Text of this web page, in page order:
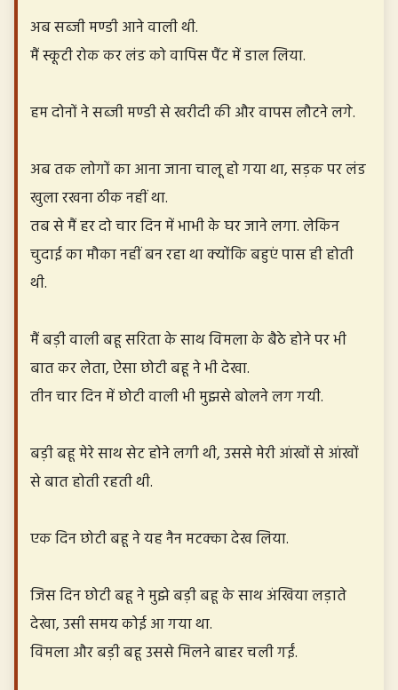
अब सब्जी मण्डी आने वाली थी.
मैं स्कूटी रोक कर लंड को वापिस पैंट में डाल लिया.
हम दोनों ने सब्जी मण्डी से खरीदी की और वापस लौटने लगे.
अब तक लोगों का आना जाना चालू हो गया था, सड़क पर लंड
खुला रखना ठीक नहीं था.
तब से मैं हर दो चार दिन में भाभी के घर जाने लगा. लेकिन
चुदाई का मौका नहीं बन रहा था क्योंकि बहुएं पास ही होती
थी.
मैं बड़ी वाली बहू सरिता के साथ विमला के बैठे होने पर भी
बात कर लेता, ऐसा छोटी बहू ने भी देखा.
तीन चार दिन में छोटी वाली भी मुझसे बोलने लग गयी.
बड़ी बहू मेरे साथ सेट होने लगी थी, उससे मेरी आंखों से आंखों
से बात होती रहती थी.
एक दिन छोटी बहू ने यह नैन मटक्का देख लिया.
जिस दिन छोटी बहू ने मुझे बड़ी बहू के साथ अंखिया लड़ाते
देखा, उसी समय कोई आ गया था.
विमला और बड़ी बहू उससे मिलने बाहर चली गईं.